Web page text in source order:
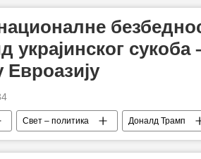
украјинског сукоба
Евроазију
Свет – политика Доналд Трамп
Русија Украјина